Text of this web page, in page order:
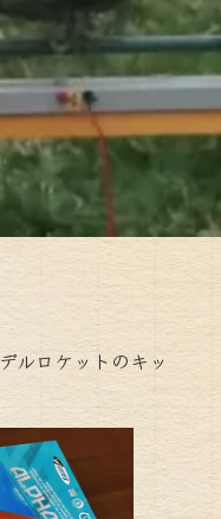
ロケットのキッ